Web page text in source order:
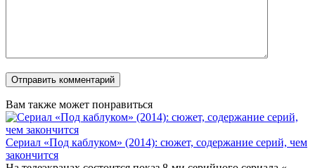
Вам также может понравиться
Сериал «Под каблуком» (2014): сюжет, содержание серий, чем
закончится